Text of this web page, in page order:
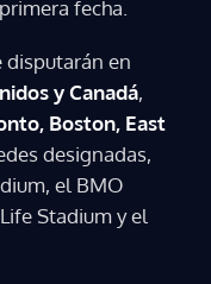
fecha.
disputarán en
y Canadá,
Boston, East
designadas,
el BMO
Stadium y el